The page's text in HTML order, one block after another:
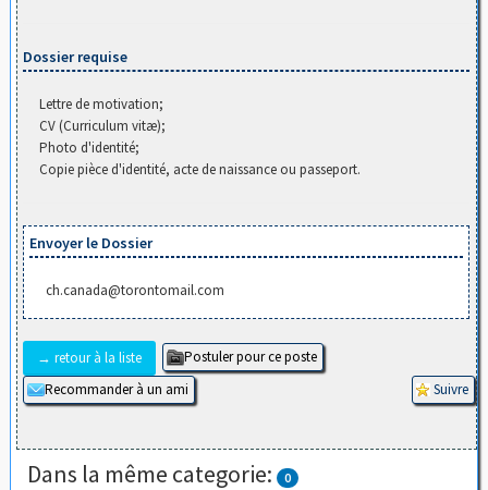
Dossier requise
Lettre de motivation;
CV (Curriculum vitæ);
Photo d'identité;
Copie pièce d'identité, acte de naissance ou passeport.
Envoyer le Dossier
ch.canada@torontomail.com
→ retour à la liste
Dans la même categorie: 0